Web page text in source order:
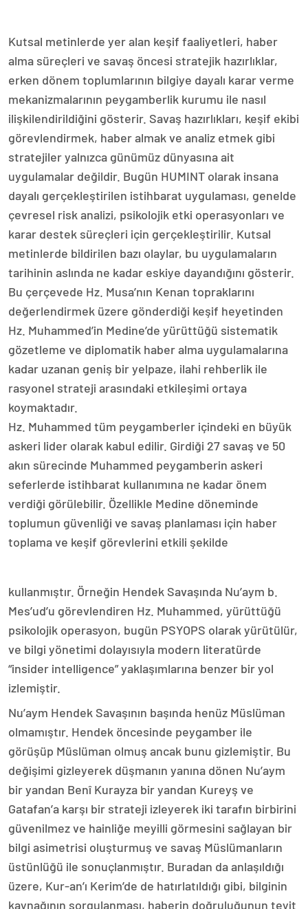
Kutsal metinlerde yer alan keşif faaliyetleri, haber
alma süreçleri ve savaş öncesi stratejik hazırlıklar,
erken dönem toplumlarının bilgiye dayalı karar verme
mekanizmalarının peygamberlik kurumu ile nasıl
ilişkilendirildiğini gösterir. Savaş hazırlıkları, keşif ekibi
görevlendirmek, haber almak ve analiz etmek gibi
stratejiler yalnızca günümüz dünyasına ait
uygulamalar değildir. Bugün HUMINT olarak insana
dayalı gerçekleştirilen istihbarat uygulaması, genelde
çevresel risk analizi, psikolojik etki operasyonları ve
karar destek süreçleri için gerçekleştirilir. Kutsal
metinlerde bildirilen bazı olaylar, bu uygulamaların
tarihinin aslında ne kadar eskiye dayandığını gösterir.
Bu çerçevede Hz. Musa’nın Kenan topraklarını
değerlendirmek üzere gönderdiği keşif heyetinden
Hz. Muhammed’in Medine’de yürüttüğü sistematik
gözetleme ve diplomatik haber alma uygulamalarına
kadar uzanan geniş bir yelpaze, ilahi rehberlik ile
rasyonel strateji arasındaki etkileşimi ortaya
koymaktadır.
Hz. Muhammed tüm peygamberler içindeki en büyük
askeri lider olarak kabul edilir. Girdiği 27 savaş ve 50
akın sürecinde Muhammed peygamberin askeri
seferlerde istihbarat kullanımına ne kadar önem
verdiği görülebilir. Özellikle Medine döneminde
toplumun güvenliği ve savaş planlaması için haber
toplama ve keşif görevlerini etkili şekilde
kullanmıştır. Örneğin Hendek Savaşında Nu’aym b.
Mes’ud’u görevlendiren Hz. Muhammed, yürüttüğü
psikolojik operasyon, bugün PSYOPS olarak yürütülür,
ve bilgi yönetimi dolayısıyla modern literatürde
“insider intelligence” yaklaşımlarına benzer bir yol
izlemiştir.
Nu’aym Hendek Savaşının başında henüz Müslüman
olmamıştır. Hendek öncesinde peygamber ile
görüşüp Müslüman olmuş ancak bunu gizlemiştir. Bu
değişimi gizleyerek düşmanın yanına dönen Nu’aym
bir yandan Benî Kurayza bir yandan Kureyş ve
Gatafan’a karşı bir strateji izleyerek iki tarafın birbirini
güvenilmez ve hainliğe meyilli görmesini sağlayan bir
bilgi asimetrisi oluşturmuş ve savaş Müslümanların
üstünlüğü ile sonuçlanmıştır. Buradan da anlaşıldığı
üzere, Kur-an’ı Kerim’de de hatırlatıldığı gibi, bilginin
kaynağının sorgulanması, haberin doğruluğunun teyit